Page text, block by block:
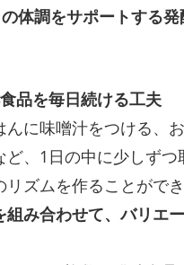
体調をサポートする
品を毎日続ける工夫
んに味噌汁をつける、
ど、1日の中に少しずつ
ズムを作ることができ
組み合わせて、バリエ